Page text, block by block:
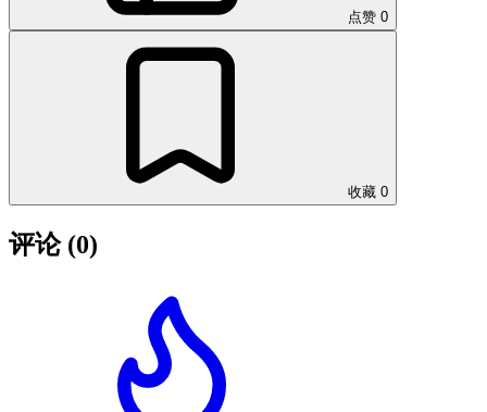
点赞 0
收藏 0
评论 (0)